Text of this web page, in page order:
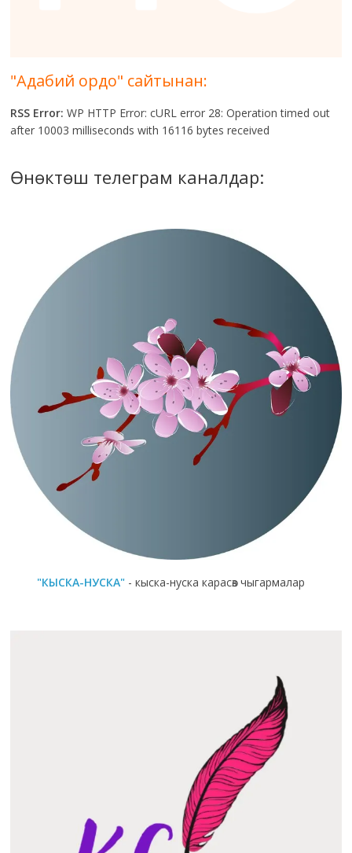
"Адабий ордо" сайтынан:
RSS Error: WP HTTP Error: cURL error 28: Operation timed out
after 10003 milliseconds with 16116 bytes received
Өнөктөш телеграм каналдар:
"КЫСКА-НУСКА" - кыска-нуска карасөз чыгармалар